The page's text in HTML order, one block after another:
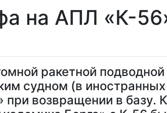
на АПЛ «К-
ракетной
судном (в
при возвращении в базу.